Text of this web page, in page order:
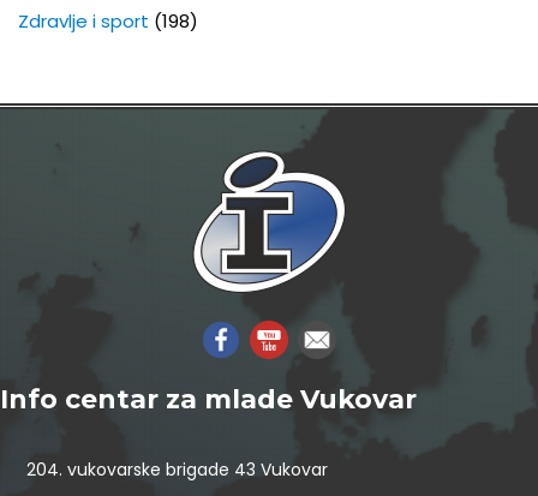
Zdravlje i sport (198)
Info centar za mlade Vukovar
204. vukovarske brigade 43 Vukovar